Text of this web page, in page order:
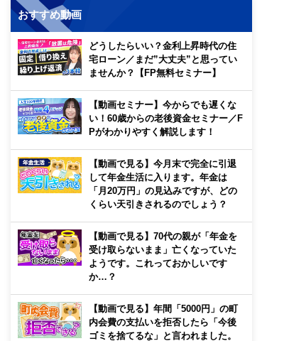
おすすめ動画
どうしたらいい？金利上昇時代の住
宅ローン／まだ”大丈夫”と思ってい
ませんか？【FP無料セミナー】
【動画セミナー】今からでも遅くな
い！60歳からの老後資金セミナー／F
Pがわかりやすく解説します！
【動画で見る】今月末で完全に引退
して年金生活に入ります。年金は
「月20万円」の見込みですが、どの
くらい天引きされるのでしょう？
【動画で見る】70代の親が「年金を
受け取らないまま」亡くなっていた
ようです。これっておかしいです
か…？
【動画で見る】年間「5000円」の町
内会費の支払いを拒否したら「今後
ゴミを捨てるな」と言われました。